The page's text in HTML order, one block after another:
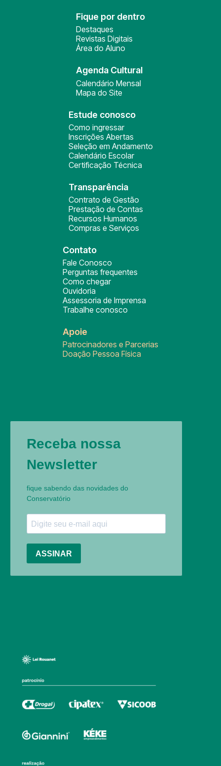
Fique por dentro
Destaques
Revistas Digitais
Área do Aluno
Agenda Cultural
Calendário Mensal
Mapa do Site
Estude conosco
Como ingressar
Inscrições Abertas
Seleção em Andamento
Calendário Escolar
Certificação Técnica
Transparência
Contrato de Gestão
Prestação de Contas
Recursos Humanos
Compras e Serviços
Contato
Fale Conosco
Perguntas frequentes
Como chegar
Ouvidoria
Assessoria de Imprensa
Trabalhe conosco
Apoie
Patrocinadores e Parcerias
Doação Pessoa Física